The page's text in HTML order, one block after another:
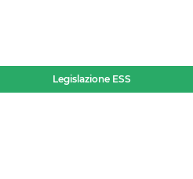
Legislazione ESS